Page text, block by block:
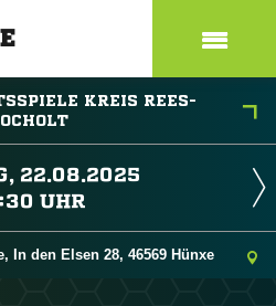
KREIS REES-


In den Elsen 28, 46569 Hünxe